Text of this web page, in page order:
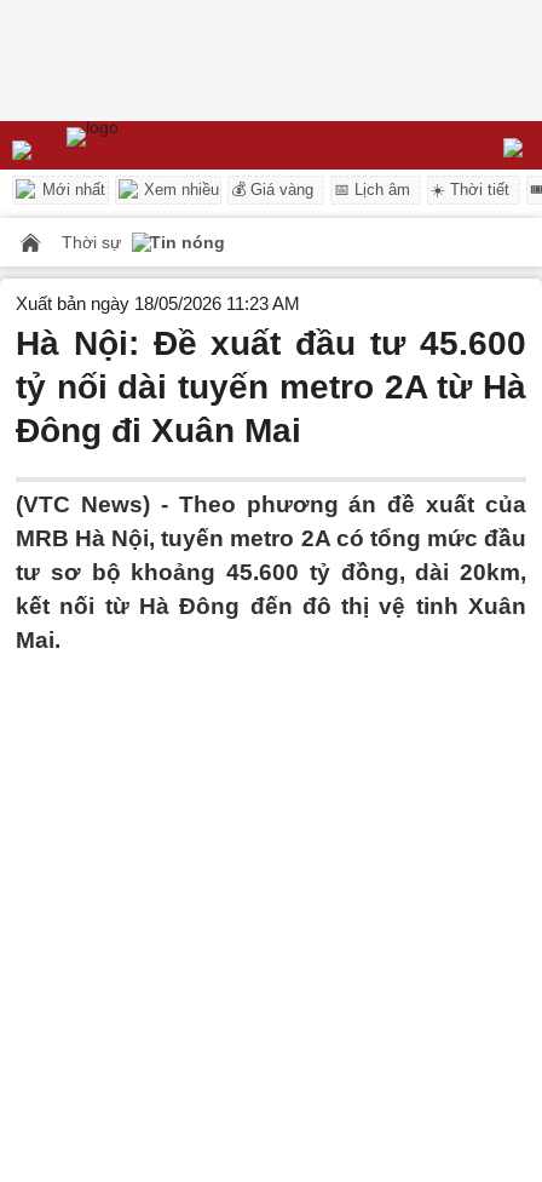
Mới nhất Xem nhiều 💰 Giá vàng 📅 Lịch âm ☀️ Thời tiết
Thời sự Tin nóng
Xuất bản ngày 18/05/2026 11:23 AM
Hà Nội: Đề xuất đầu tư 45.600
tỷ nối dài tuyến metro 2A từ Hà
Đông đi Xuân Mai
(VTC News) - Theo phương án đề xuất của
MRB Hà Nội, tuyến metro 2A có tổng mức đầu
tư sơ bộ khoảng 45.600 tỷ đồng, dài 20km,
kết nối từ Hà Đông đến đô thị vệ tinh Xuân
Mai.